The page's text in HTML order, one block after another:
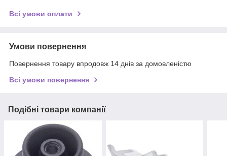
Всі умови оплати
Умови повернення
Повернення товару впродовж 14 днів за домовленістю
Всі умови повернення
Подібні товари компанії